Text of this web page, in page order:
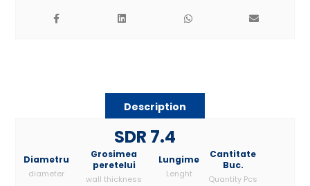
Description
SDR 7.4
Diametru
diameter
Grosimea
peretelui
wall thickness
Lungime
Lenght
Cantitate
Buc.
Quantity Pcs